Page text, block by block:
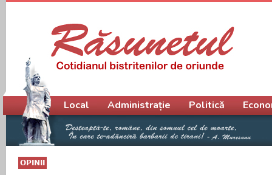
OPINII
Meniu principal
Local Administrație Politică